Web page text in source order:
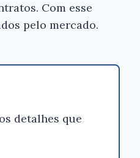
Com esse
pelo mercado.
detalhes que